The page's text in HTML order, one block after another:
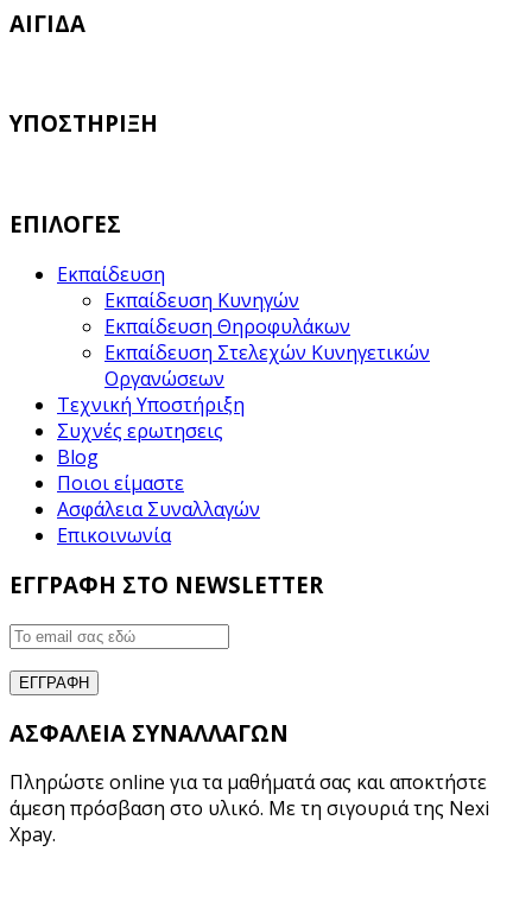
ΑΙΓΙΔΑ
ΥΠΟΣΤΗΡΙΞΗ
ΕΠΙΛΟΓΕΣ
Εκπαίδευση
Εκπαίδευση Κυνηγών
Εκπαίδευση Θηροφυλάκων
Εκπαίδευση Στελεχών Κυνηγετικών
Οργανώσεων
Τεχνική Υποστήριξη
Συχνές ερωτησεις
Blog
Ποιοι είμαστε
Ασφάλεια Συναλλαγών
Επικοινωνία
ΕΓΓΡΑΦΗ ΣΤΟ NEWSLETTER
ΑΣΦΑΛΕΙΑ ΣΥΝΑΛΛΑΓΩΝ
Πληρώστε online για τα μαθήματά σας και αποκτήστε
άμεση πρόσβαση στο υλικό. Με τη σιγουριά της Nexi
Xpay.